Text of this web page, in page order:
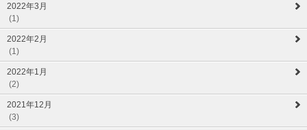
2022年3月
(1)
2022年2月
(1)
2022年1月
(2)
2021年12月
(3)